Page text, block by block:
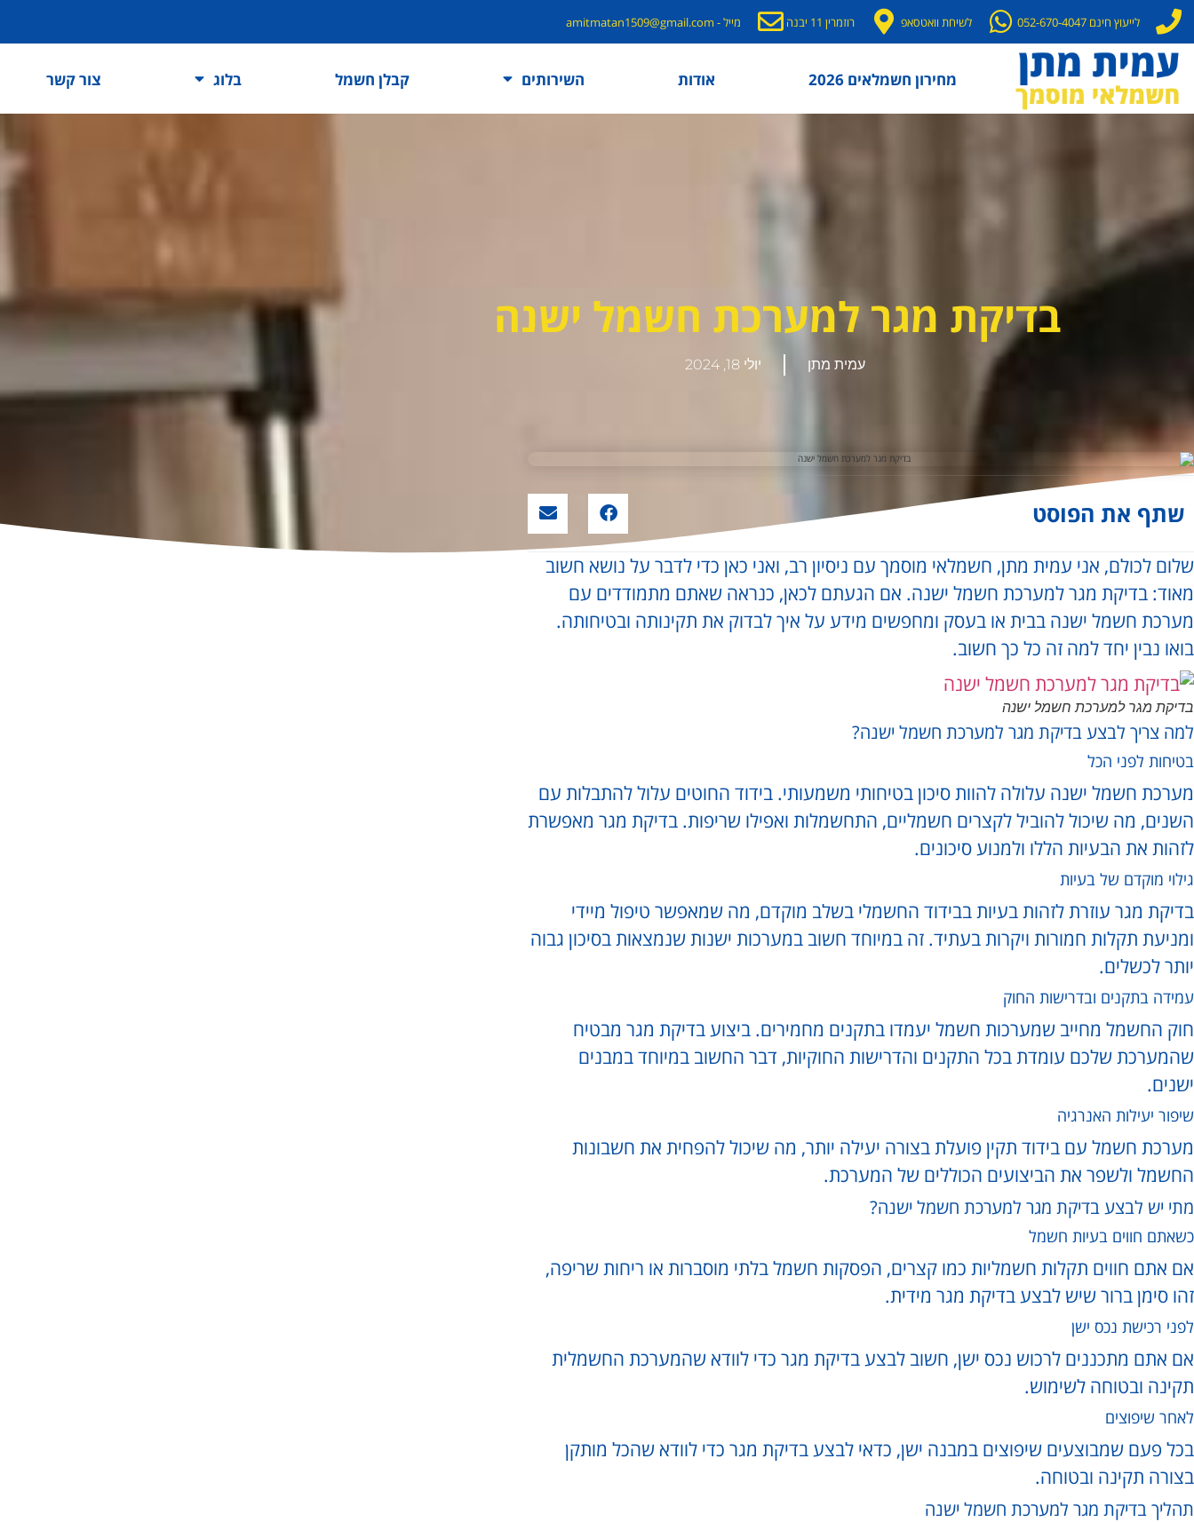
לייעוץ חינם 052-670-4047 לשיחת וואטסאפ רוזמרין 11 יבנה מייל - amitmatan1509@gmail.com
מחירון חשמלאים 2026 אודות השירותים קבלן חשמל בלוג צור קשר
בדיקת מגר למערכת חשמל ישנה
עמית מתן יולי 18, 2024
שתף את הפוסט
שלום לכולם, אני עמית מתן, חשמלאי מוסמך עם ניסיון רב, ואני כאן כדי לדבר על נושא חשוב
מאוד: בדיקת מגר למערכת חשמל ישנה. אם הגעתם לכאן, כנראה שאתם מתמודדים עם
מערכת חשמל ישנה בבית או בעסק ומחפשים מידע על איך לבדוק את תקינותה ובטיחותה.
בואו נבין יחד למה זה כל כך חשוב.
בדיקת מגר למערכת חשמל ישנה
למה צריך לבצע בדיקת מגר למערכת חשמל ישנה?
בטיחות לפני הכל
מערכת חשמל ישנה עלולה להוות סיכון בטיחותי משמעותי. בידוד החוטים עלול להתבלות עם
השנים, מה שיכול להוביל לקצרים חשמליים, התחשמלות ואפילו שריפות. בדיקת מגר מאפשרת
לזהות את הבעיות הללו ולמנוע סיכונים.
גילוי מוקדם של בעיות
בדיקת מגר עוזרת לזהות בעיות בבידוד החשמלי בשלב מוקדם, מה שמאפשר טיפול מיידי
ומניעת תקלות חמורות ויקרות בעתיד. זה במיוחד חשוב במערכות ישנות שנמצאות בסיכון גבוה
יותר לכשלים.
עמידה בתקנים ובדרישות החוק
חוק החשמל מחייב שמערכות חשמל יעמדו בתקנים מחמירים. ביצוע בדיקת מגר מבטיח
שהמערכת שלכם עומדת בכל התקנים והדרישות החוקיות, דבר החשוב במיוחד במבנים
ישנים.
שיפור יעילות האנרגיה
מערכת חשמל עם בידוד תקין פועלת בצורה יעילה יותר, מה שיכול להפחית את חשבונות
החשמל ולשפר את הביצועים הכוללים של המערכת.
מתי יש לבצע בדיקת מגר למערכת חשמל ישנה?
כשאתם חווים בעיות חשמל
אם אתם חווים תקלות חשמליות כמו קצרים, הפסקות חשמל בלתי מוסברות או ריחות שריפה,
זהו סימן ברור שיש לבצע בדיקת מגר מידית.
לפני רכישת נכס ישן
אם אתם מתכננים לרכוש נכס ישן, חשוב לבצע בדיקת מגר כדי לוודא שהמערכת החשמלית
תקינה ובטוחה לשימוש.
לאחר שיפוצים
בכל פעם שמבוצעים שיפוצים במבנה ישן, כדאי לבצע בדיקת מגר כדי לוודא שהכל מותקן
בצורה תקינה ובטוחה.
תהליך בדיקת מגר למערכת חשמל ישנה